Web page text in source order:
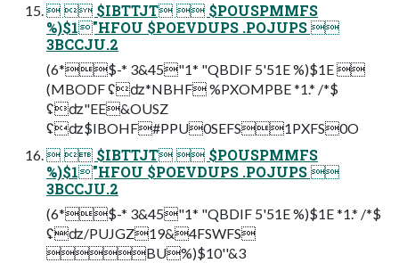
  $IBTTJT  $POUSPMMFS
%)$1"HFOU $POEVDUPS .POJUPS 
3BCCJU.2
(6*$-* 3&45"1* "QBDIF 5'51E %)$1E 
(MBODF ʢʣ*NBHF %PXOMPBE *1.* /*$
ʢʣ"EE&OUSZ
ʢʣ$IBOHF#PPU0SEFS1PXFS0O
  $IBTTJT  $POUSPMMFS
%)$1"HFOU $POEVDUPS .POJUPS 
3BCCJU.2
(6*$-* 3&45"1* "QBDIF 5'51E %)$1E *1.* /*$
ʢʣ/PUJGZ19&4FSWFS
BU%)$10''&3